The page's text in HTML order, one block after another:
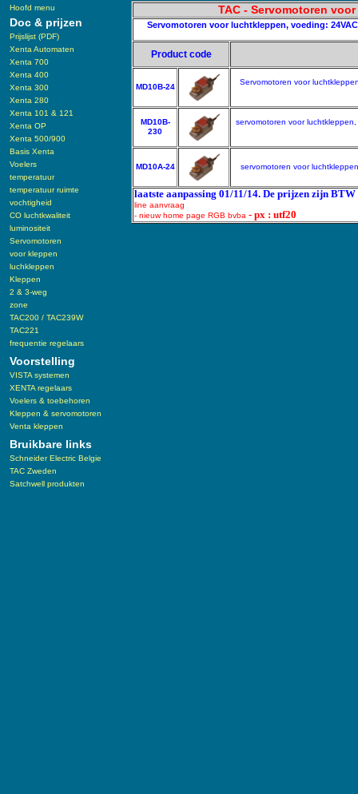
Hoofd menu
Doc & prijzen
Prijslijst (PDF)
Xenta Automaten
Xenta 700
Xenta 400
Xenta 300
Xenta 280
Xenta 101 & 121
Xenta OP
Xenta 500/900
Basis Xenta
Voelers
temperatuur
temperatuur ruimte
vochtigheid
CO luchtkwaliteit
luminositeit
Servomotoren
voor kleppen
luchkleppen
Kleppen
2 & 3-weg
zone
TAC200 / TAC239W
TAC221
frequentie regelaars
Voorstelling
VISTA systemen
XENTA regelaars
Voelers & toebehoren
Kleppen & servomotoren
Venta kleppen
Bruikbare links
Schneider Electric Belgie
TAC Zweden
Satchwell produkten
TAC - Servomotoren voor
Servomotoren voor luchtkleppen, voeding:
Product code
MD10B-24
Servomotoren voor
MD10B-
230
servomotoren voor
MD10A-24 servomotoren voor
laatste aanpassing 01/11/14. De prijzen zijn
line aanvraag
- nieuw home page RGB bvba - px : utf20